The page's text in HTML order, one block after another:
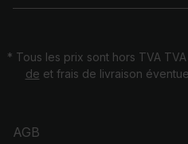
* Tous les prix sont hors TVA
de et frais de livraison
AGB